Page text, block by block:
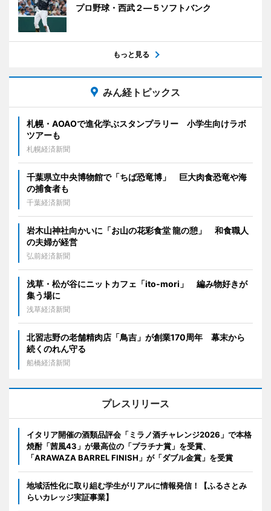
プロ野球・西武２―５ソフトバンク
もっと見る
みん経トピックス
札幌・AOAOで進化学ぶスタンプラリー 小学生向けラボ
ツアーも
札幌経済新聞
千葉県立中央博物館で「ちば恐竜博」 巨大肉食恐竜や海
の捕食者も
千葉経済新聞
岩木山神社向かいに「お山の花彩食堂 龍の憩」 和食職人
の夫婦が経営
弘前経済新聞
浅草・松が谷にニットカフェ「ito-mori」 編み物好きが
集う場に
浅草経済新聞
北習志野の老舗精肉店「鳥吉」が創業170周年 幕末から
続くのれん守る
船橋経済新聞
プレスリリース
イタリア開催の酒類品評会「ミラノ酒チャレンジ2026」で本格
焼酎「茜風43」が最高位の「プラチナ賞」を受賞、
「ARAWAZA BARREL FINISH」が「ダブル金賞」を受賞
地域活性化に取り組む学生がリアルに情報発信！【ふるさとみ
らいカレッジ実証事業】